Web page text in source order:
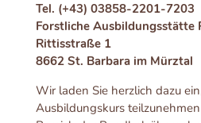
Tel. (+43) 03858-2201-7203
Forstliche Ausbildungsstätte
Rittisstraße 1
8662 St. Barbara im Mürztal
Wir laden Sie herzlich dazu
Ausbildungskurs